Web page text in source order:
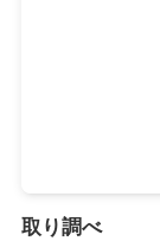
取り調べ